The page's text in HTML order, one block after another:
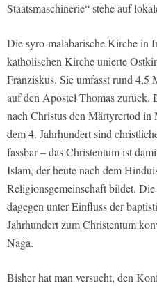
Staatsmaschinerie“ stehe auf
Die syro-malabarische Kirche in
katholischen Kirche unierte
Franziskus. Sie umfasst rund
auf den Apostel Thomas zurück.
nach Christus den Märtyrertod in
dem 4. Jahrhundert sind
fassbar – das Christentum ist
Islam, der heute nach dem
Religionsgemeinschaft bildet.
dagegen unter Einfluss der
Jahrhundert zum Christentum
Naga.
Bisher hat man versucht, den